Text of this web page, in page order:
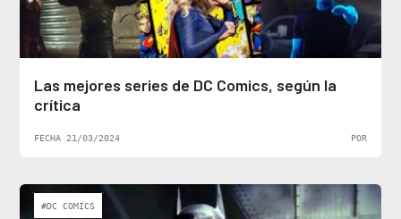
Las mejores series de DC Comics, según la
crítica
FECHA 21/03/2024 POR
#DC COMICS